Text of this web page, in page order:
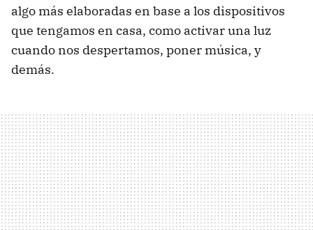
algo más elaboradas en base a los dispositivos
que tengamos en casa, como activar una luz
cuando nos despertamos, poner música, y
demás.